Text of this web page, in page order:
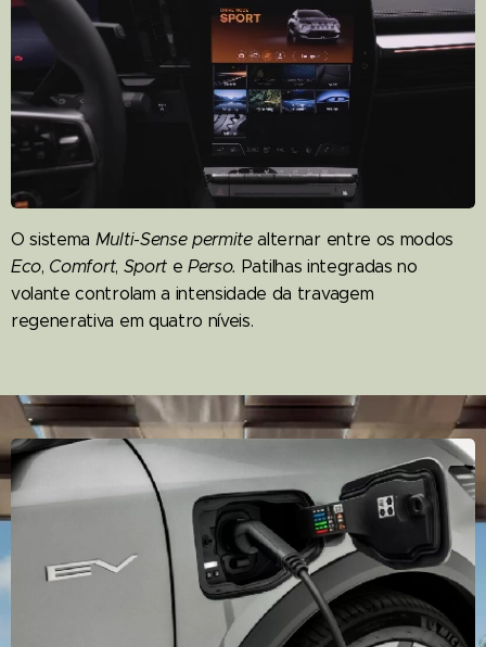
O sistema Multi-Sense permitealternar entre os modos
Eco, Comfort, SportePerso. Patilhas integradas no
volante controlam a intensidade da travagem
regenerativa em quatro níveis.